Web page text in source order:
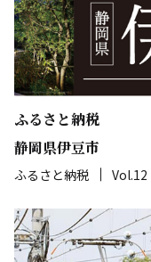
ふるさと納税
静岡県伊豆市
ふるさと納税 Vol.12